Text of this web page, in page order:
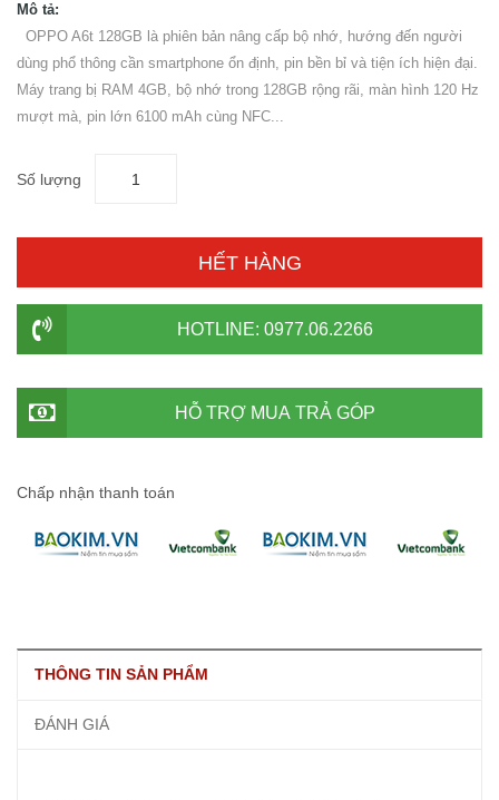
Mô tả:
OPPO A6t 128GB là phiên bản nâng cấp bộ nhớ, hướng đến người
dùng phổ thông cần smartphone ổn định, pin bền bỉ và tiện ích hiện đại.
Máy trang bị RAM 4GB, bộ nhớ trong 128GB rộng rãi, màn hình 120 Hz
mượt mà, pin lớn 6100 mAh cùng NFC...
Số lượng
HẾT HÀNG
HOTLINE: 0977.06.2266
HỖ TRỢ MUA TRẢ GÓP
Chấp nhận thanh toán
THÔNG TIN SẢN PHẨM
ĐÁNH GIÁ